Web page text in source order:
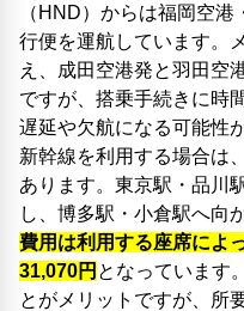
（HND）からは福岡空
行便を運航しています。
え、成田空港発と羽田空
ですが、搭乗手続きに時
遅延や欠航になる可能性
新幹線を利用する場合は
あります。東京駅・品川
し、博多駅・小倉駅へ向
費用は利用する座席によ
31,070円 となっています
とがメリットですが、所